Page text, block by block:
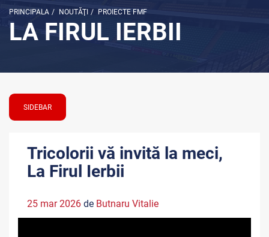
PRINCIPALA / NOUTĂŢI / PROIECTE FMF
LA FIRUL IERBII
SIDEBAR
Tricolorii vă invită la meci,
La Firul Ierbii
25 mar 2026 de Butnaru Vitalie